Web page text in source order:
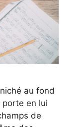
au fond
porte en lui
de